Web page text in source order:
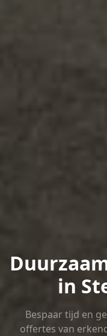
in
Bespaar tijd en
offertes van